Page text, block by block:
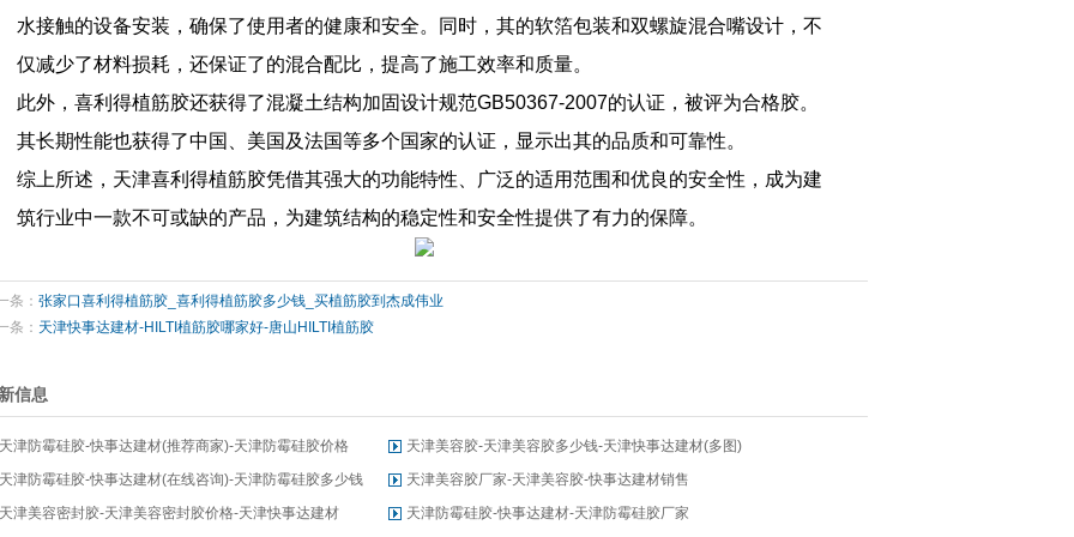
水接触的设备安装，确保了使用者的健康和安全。同时，其的软箔包装和双螺旋混合嘴设计，不
仅减少了材料损耗，还保证了的混合配比，提高了施工效率和质量。
此外，喜利得植筋胶还获得了混凝土结构加固设计规范GB50367-2007的认证，被评为合格胶。
其长期性能也获得了中国、美国及法国等多个国家的认证，显示出其的品质和可靠性。
综上所述，天津喜利得植筋胶凭借其强大的功能特性、广泛的适用范围和优良的安全性，成为建
筑行业中一款不可或缺的产品，为建筑结构的稳定性和安全性提供了有力的保障。
条： 张家口喜利得植筋胶_喜利得植筋胶多少钱_买植筋胶到杰成伟业
条： 天津快事达建材-HILTI植筋胶哪家好-唐山HILTI植筋胶
信息
天津防霉硅胶-快事达建材(推荐商家)-天津防霉硅胶价格
天津美容胶-天津美容胶多少钱-天津快事达建材(多图)
天津防霉硅胶-快事达建材(在线咨询)-天津防霉硅胶多少钱
天津美容胶厂家-天津美容胶-快事达建材销售
天津美容密封胶-天津美容密封胶价格-天津快事达建材
天津防霉硅胶-快事达建材-天津防霉硅胶厂家